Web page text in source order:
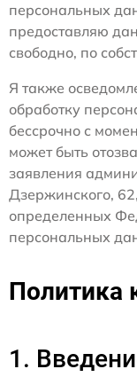
персональных
предоставляю
свободно, по
Я также
обработку
бессрочно с
может быть
заявления
Дзержинского,
определенных
персональных
Политика
1.